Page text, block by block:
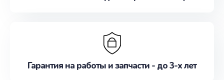
Гарантия на работы и запчасти - до 3-х лет